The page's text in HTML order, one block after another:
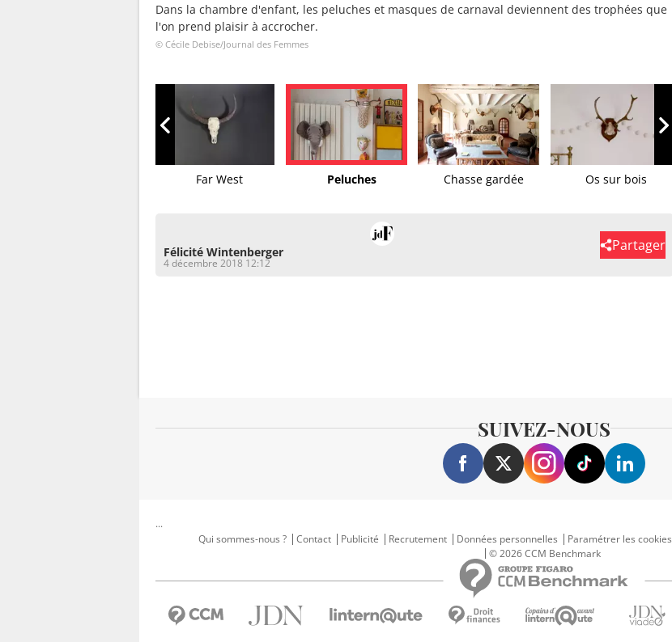
Dans la chambre d'enfant, les peluches et masques de carnaval deviennent des trophées que
l'on prend plaisir à accrocher.
© Cécile Debise/Journal des Femmes
Far West Peluches Chasse gardée Os sur bois
Félicité Wintenberger
4 décembre 2018 12:12
Partager
SUIVEZ-NOUS
...
Qui sommes-nous ?
Contact Publicité Recrutement Données personnelles Paramétrer les cookies
© 2026 CCM Benchmark